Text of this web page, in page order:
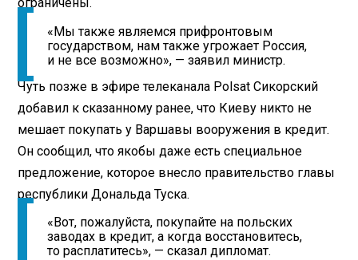
ограничены.
«Мы также являемся прифронтовым
государством, нам также угрожает Россия,
и не все возможно», — заявил министр.
Чуть позже в эфире телеканала Polsat Сикорский
добавил к сказанному ранее, что Киеву никто не
мешает покупать у Варшавы вооружения в кредит.
Он сообщил, что якобы даже есть специальное
предложение, которое внесло правительство главы
республики Дональда Туска.
«Вот, пожалуйста, покупайте на польских
заводах в кредит, а когда восстановитесь,
то расплатитесь», — сказал дипломат.